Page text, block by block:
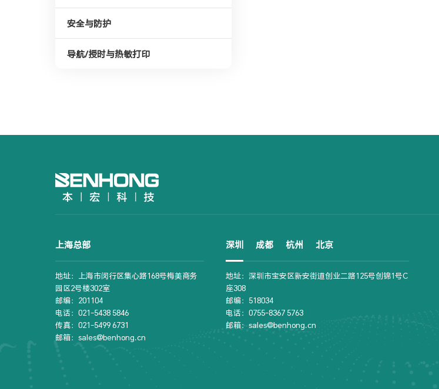
安全与防护
导航/授时与热敏打印
上海总部
地址：上海市闵行区集心路168号梅美商务
园区2号楼302室
邮编：201104
电话：021-5438 5846
传真：021-5499 6731
邮箱：sales@benhong.cn
深圳 成都 杭州 北京
地址：深圳市宝安区新安街道创业二路125号创锦1号C
座308
邮编：518034
电话：0755-8367 5763
邮箱：sales@benhong.cn